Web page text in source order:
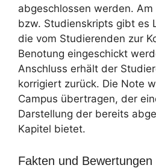
abgeschlossen werden.
bzw. Studienskripts gibt es
die vom Studierenden zur
Benotung eingeschickt
Anschluss erhält der
korrigiert zurück. Die Note
Campus übertragen, der
Darstellung der bereits
Kapitel bietet.
Fakten und